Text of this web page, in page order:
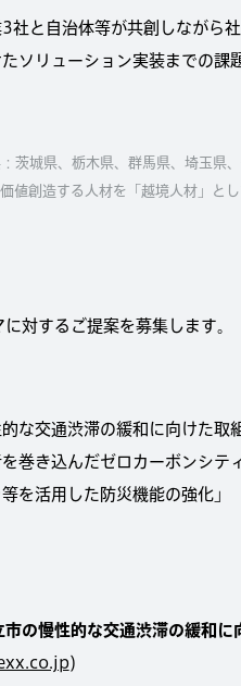
社と自治体等が共創しながら
ソリューション実装までの課
城県、栃木県、群馬県、埼玉県
創造する人材を「越境人材」とし
対するご提案を募集します。
な交通渋滞の緩和に向けた取組
巻き込んだゼロカーボンシテ
を活用した防災機能の強化」
の慢性的な交通渋滞の緩和に
)